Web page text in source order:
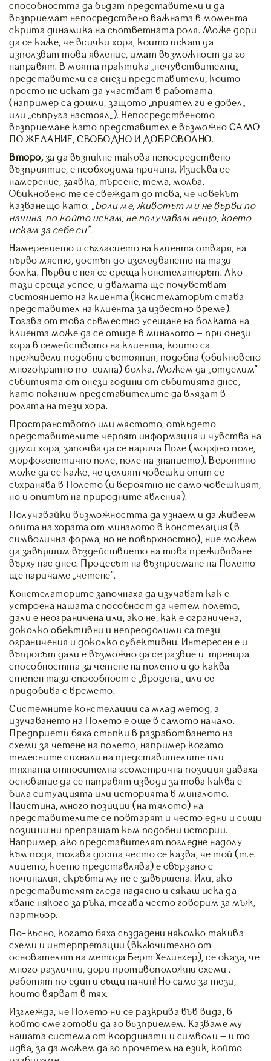
способността да бъдат представители и да
възприемат непосредствено важната в момента
скрита динамика на съответната роля. Може дори
да се каже, че всички хора, които искат да
използват това явление, имат възможност да го
направят. В моята практика „нечувствителни“
представители са онези представители, които
просто не искат да участват в работата
(например са дошли, защото „приятел ги е довел“
или „съпруга настоял“). Непосредственото
възприемане като представител е възможно САМО
ПО ЖЕЛАНИЕ, СВОБОДНО И ДОБРОВОЛНО.
Второ, за да възникне такова непосредствено
възприятие, е необходима причина. Изисква се
намерение, заявка, търсене, тема, молба.
Обикновено те се свеждат до това, че човекът
казванещо като: „Боли ме, животът ми не върви по
начина, по който искам, не получавам нещо, което
искам за себе си”.
Намерението и съгласието на клиента отваря, на
първо място, достъп до изследването на тази
болка. Първи с нея се среща констелаторът. Ако
тази среща успее, и двамата ще почувстват
състоянието на клиента (констелаторът става
представител на клиента за известно време).
Тогава от това съвместно усещане на болката на
клиента може да се отиде в миналото – при онези
хора в семейството на клиента, които са
преживели подобни състояния, подобна (обикновено
многократно по-силна) болка. Можем да “отделим”
събитията от онези години от събитията днес,
като поканим представителите да влязат в
ролята на тези хора.
Пространството или мястото, откъдето
представителите черпят информация и чувства на
други хора, започва да се нарича Поле (морфно поле,
морфогенетично поле, поле на знанието). Вероятно
може да се каже, че целият човешки опит се
съхранява в Полето (и вероятно не само човешкият,
но и опитът на природните явления).
Получавайки възможността да узнаем и да живеем
опита на хората от миналото в констелация (в
символична форма, но не повърхностно), ние можем
да завършим въздействието на това преживяване
върху нас днес. Процесът на възприемане на Полето
ще наричаме „четене”.
Констелаторите започнаха да изучават как е
устроена нашата способност да четем полето,
дали е неограничена или, ако не, как е ограничена,
доколко обективни и непреодолими са тези
ограничения и доколко субективни. Интересен е и
въпросът дали е възможно да се развие и тренира
способността за четене на полето и до каква
степен тази способност е „вродена“ или се
придобива с времето.
Системните констелации са млад метод, а
изучаването на Полето е още в самото начало.
Предприети бяха стъпки в разработването на
схеми за четене на полето, например когато
телесните сигнали на представителите или
тяхната относителна геометрична позиция даваха
основание да се направят изводи за това каква е
била ситуацията или историята в миналото.
Наистина, много позиции (на тялото) на
представителите се повтарят и често едни и същи
позиции ни препращат към подобни истории.
Например, ако представителят погледне надолу
към пода, тогава доста често се казва, че той (т.е.
лицето, което представлява) е свързано с
починалия, скръбта му не е завършена. Или, ако
представителят гледа надясно и сякаш иска да
хване някого за ръка, тогава често говорим за мъж,
партньор.
По-късно, когато бяха създадени няколко такива
схеми и интерпретации (включително от
основателят на метода Берт Хелингер), се оказа, че
много различни, дори противоположни схеми …
работят по един и същи начин! Но само за тези,
които вярват в тях.
Изглежда, че Полето ни се разкрива във вида, в
който сме готови да го възприемем. Казваме му
нашата система от координати и символи – и то
идва, за да можем да го прочетем на език, който